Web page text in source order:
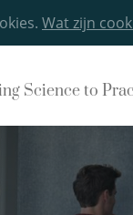
Wat zijn
Science to